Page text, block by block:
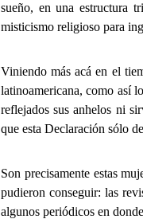
sueño, en una estructura
misticismo religioso para
Viniendo más acá en el
latinoamericana, como así
reflejados sus anhelos ni
que esta Declaración sólo
Son precisamente estas
pudieron conseguir: las
algunos periódicos en